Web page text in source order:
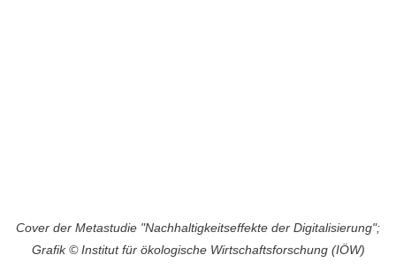
Cover der Metastudie "Nachhaltigkeitseffekte der Digitalisierung";
Grafik © Institut für ökologische Wirtschaftsforschung (IÖW)